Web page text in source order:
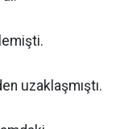
uzaklaşmıştı.